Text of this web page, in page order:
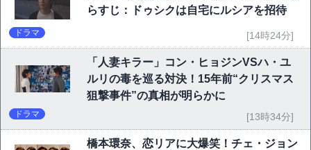
らすじ：ドゥシクは自宅にルシアを招待
ドラマ [14時24分]
「人妻キラー」コン・ヒョジンVSハ・ユ
ルリの毒を巡る対決！15年前“クリスマス
狙撃事件”の真相が明らかに
ドラマ [13時34分]
橋本環奈、恋リアに大爆笑！チェ・ジョン